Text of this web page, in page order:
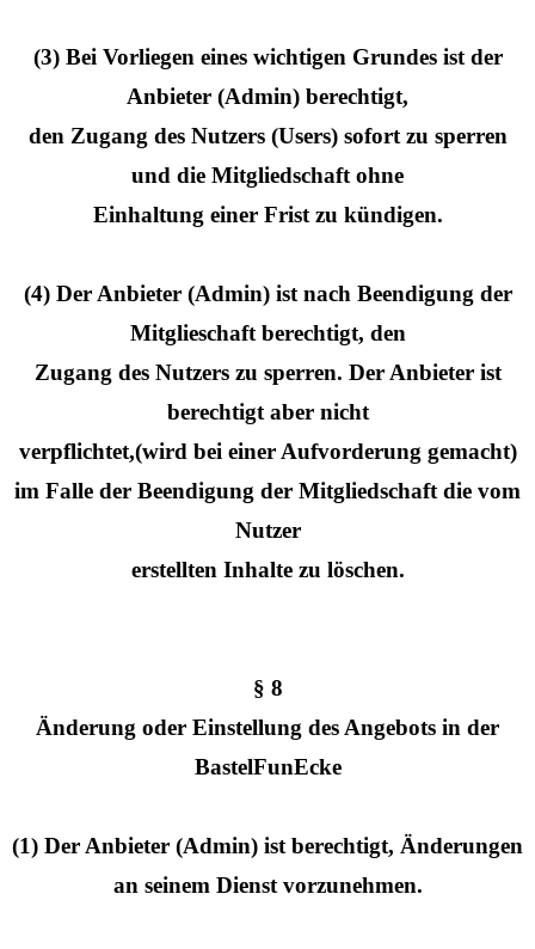
(3) Bei Vorliegen eines wichtigen Grundes ist der
Anbieter (Admin) berechtigt,
den Zugang des Nutzers (Users) sofort zu sperren
und die Mitgliedschaft ohne
Einhaltung einer Frist zu kündigen.
(4) Der Anbieter (Admin) ist nach Beendigung der
Mitglieschaft berechtigt, den
Zugang des Nutzers zu sperren. Der Anbieter ist
berechtigt aber nicht
verpflichtet,(wird bei einer Aufvorderung gemacht)
im Falle der Beendigung der Mitgliedschaft die vom
Nutzer
erstellten Inhalte zu löschen.
§ 8
Änderung oder Einstellung des Angebots in der
BastelFunEcke
(1) Der Anbieter (Admin) ist berechtigt, Änderungen
an seinem Dienst vorzunehmen.